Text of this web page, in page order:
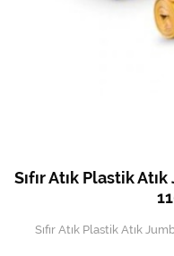
Tek-Çift Kovalı Temizlik
Sıfır Atık Plastik
Sıfır Atık Plastik Atık